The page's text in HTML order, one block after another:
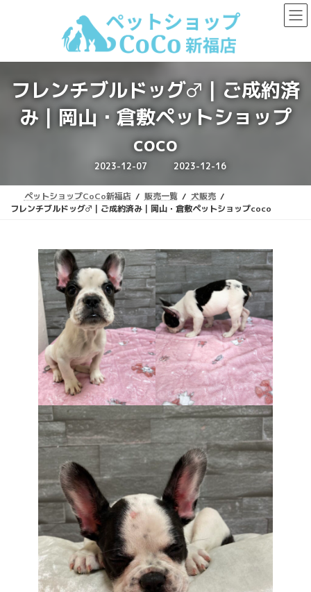
ツ
シ
フレンチブルドッグ♂｜ご成約済
み｜岡山・倉敷ペットショップ
coco
2023-12-07 最
新
日
時
:
2023-12-16
ペットショップCoCo新福店 販売一覧
犬販売
フレンチブルドッグ♂｜ご成約済み｜岡山・倉敷ペットショップcoco